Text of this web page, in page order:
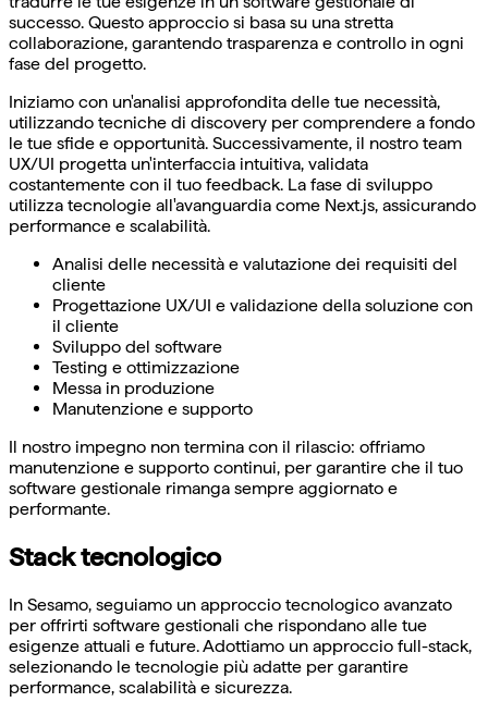
successo. Questo approccio si basa su una stretta
collaborazione, garantendo trasparenza e controllo in ogni
fase del progetto.
Iniziamo con un'analisi approfondita delle tue necessità,
utilizzando tecniche di discovery per comprendere a fondo
le tue sfide e opportunità. Successivamente, il nostro team
UX/UI progetta un'interfaccia intuitiva, validata
costantemente con il tuo feedback. La fase di sviluppo
utilizza tecnologie all'avanguardia come Next.js, assicurando
performance e scalabilità.
Analisi delle necessità e valutazione dei requisiti del
cliente
Progettazione UX/UI e validazione della soluzione con
il cliente
Sviluppo del software
Testing e ottimizzazione
Messa in produzione
Manutenzione e supporto
Il nostro impegno non termina con il rilascio: offriamo
manutenzione e supporto continui, per garantire che il tuo
software gestionale rimanga sempre aggiornato e
performante.
Stack tecnologico
In Sesamo, seguiamo un approccio tecnologico avanzato
per offrirti software gestionali che rispondano alle tue
esigenze attuali e future. Adottiamo un approccio full-stack,
selezionando le tecnologie più adatte per garantire
performance, scalabilità e sicurezza.